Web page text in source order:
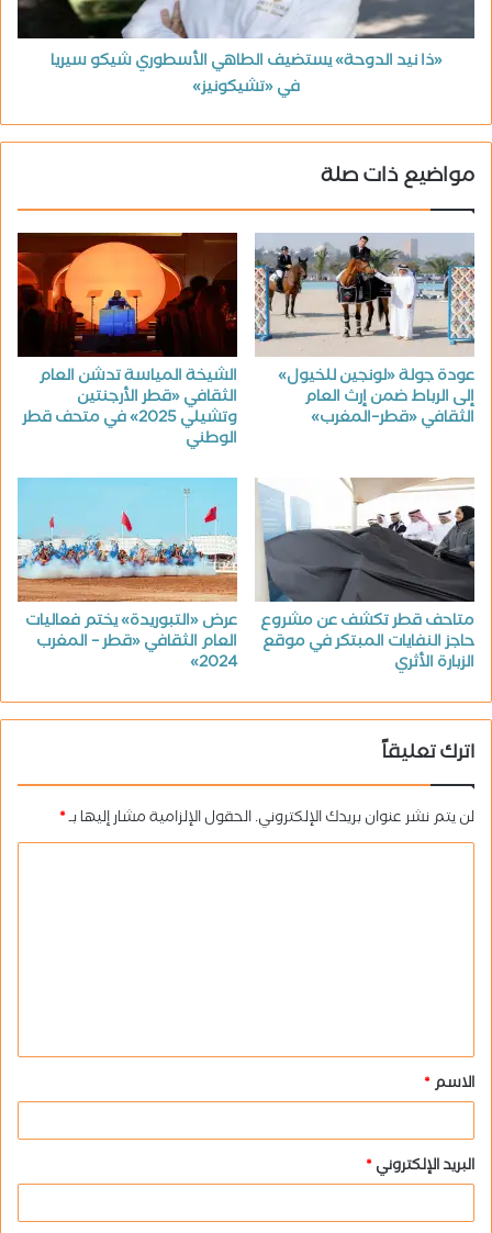
«ذا نيد الدوحة» يستضيف الطاهي الأسطوري شيكو سيريا
في «تشيكونيز»
مواضيع ذات صلة
عودة جولة «لونجين للخيول»
إلى الرباط ضمن إرث العام
الثقافي «قطر–المغرب»
الشيخة المياسة تدشن العام
الثقافي «قطر الأرجنتين
وتشيلي 2025» في متحف قطر
الوطني
متاحف قطر تكشف عن مشروع
حاجز النفايات المبتكر في موقع
الزبارة الأثري
عرض «التبوريدة» يختم فعاليات
العام الثقافي «قطر – المغرب
2024»
اترك تعليقاً
لن يتم نشر عنوان بريدك الإلكتروني.الحقول الإلزامية مشار إليها بـ*
ق
*
الاسم*
البريد الإلكتروني*